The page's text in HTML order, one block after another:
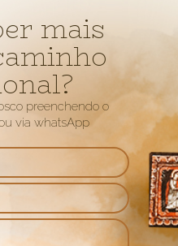
mais
preenchendo o
via whatsApp